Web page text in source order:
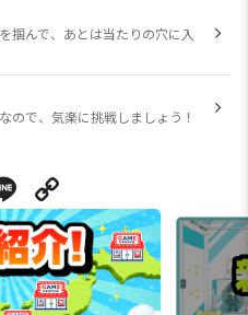
掴んで、あとは当たりの穴に入
ので、気楽に挑戦しましょう！
Line